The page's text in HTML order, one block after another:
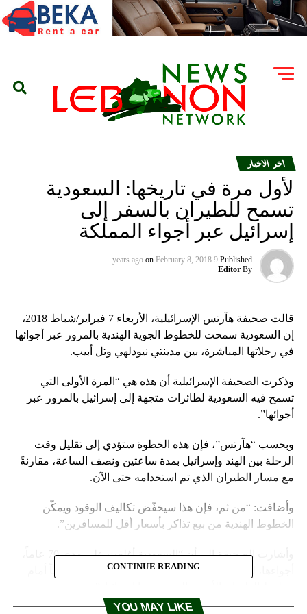
اخر الاخبار
لأول مرة في تاريخها: السعودية
تسمح للطيران بالسفر إلى
إسرائيل عبر أجواء المملكة
Published
9 years ago
on February 8, 2018
By
Editor
قالت صحيفة هآرتس الإسرائيلية، الأربعاء 7 فبراير/شباط 2018،
إن السعودية سمحت للخطوط الجوية الهندية بالمرور عبر أجوائها
في رحلاتها المباشرة، بين مدينتي نيودلهي وتل أبيب.
وذكرت الصحيفة الإسرائيلية أن هذه هي “المرة الأولى التي
تسمح فيه السعودية لطائرات متجهة إلى إسرائيل بالمرور عبر
أجوائها”.
وبحسب “هآرتس”، فإن هذه الخطوة ستؤدي إلى تقليل وقت
الرحلة بين الهند وإسرائيل بمدة ساعتين ونصف الساعة، مقارنةً
مع مسار الطيران الذي تم استخدامه حتى الآن.
وأضافت: “من ثم، فإن هذا سيخفّض تكاليف الوقود ويمكّن
الخطوط الهندية من بيع تذاكر بأسعار أقل للمسافرين”.
أجواءها، ليس فقط أمام الطائرات الإسرائيلية، وإنما أيضاً أمام
CONTINUE READING
YOU MAY LIKE